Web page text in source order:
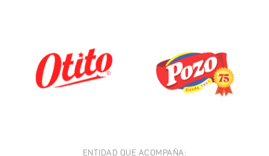
ENTIDAD QUE ACOMPAÑA: